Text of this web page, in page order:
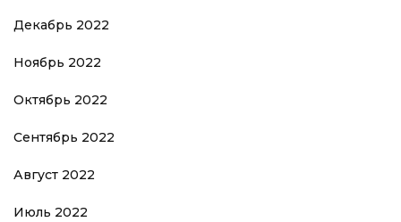
Декабрь 2022
Ноябрь 2022
Октябрь 2022
Сентябрь 2022
Август 2022
Июль 2022